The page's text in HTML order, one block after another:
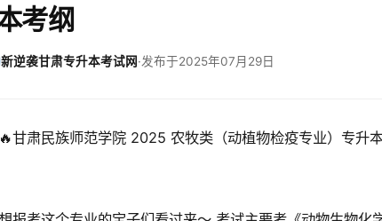
考纲
新逆袭甘肃专升本考试网·发布于2025年07月29日
甘肃民族师范学院 2025 农牧类（动植物检疫专业）专升